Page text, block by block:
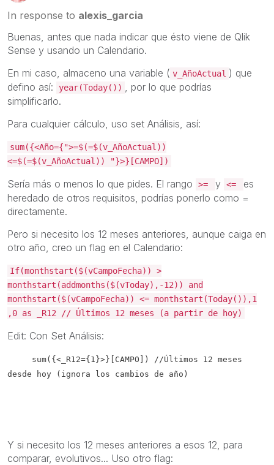
In response to alexis_garcia
Buenas, antes que nada indicar que ésto viene de Qlik
Sense y usando un Calendario.
En mi caso, almaceno una variable ( v_AñoActual ) que
defino así:
year(Today())
, por lo que podrías
simplificarlo.
Para cualquier cálculo, uso set Análisis, así:
sum({<Año={">=$(=$(v_AñoActual))
<=$(=$(v_AñoActual)) "}>}[CAMPO])
Sería más o menos lo que pides. El rango >= y <=
es
heredado de otros requisitos, podrías ponerlo como =
directamente.
Pero si necesito los 12 meses anteriores, aunque caiga en
otro año, creo un flag en el Calendario:
If(monthstart($(vCampoFecha)) >
monthstart(addmonths($(vToday),-12)) and
monthstart($(vCampoFecha)) <= monthstart(Today()),1
,0 as _R12 // Últimos 12 meses (a partir de hoy)
Edit: Con Set Análisis:
sum({<_R12={1}>}[CAMPO]) //Últimos 12 meses
desde hoy (ignora los cambios de año)
Y si necesito los 12 meses anteriores a esos 12, para
comparar, evolutivos... Uso otro flag: